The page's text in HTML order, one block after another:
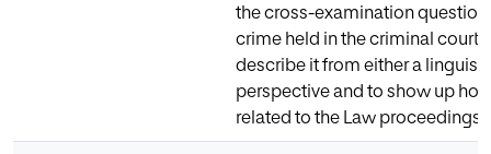
the cross-examination
crime held in the criminal courts
describe it from either a
perspective and to show up
related to the Law proceedings.